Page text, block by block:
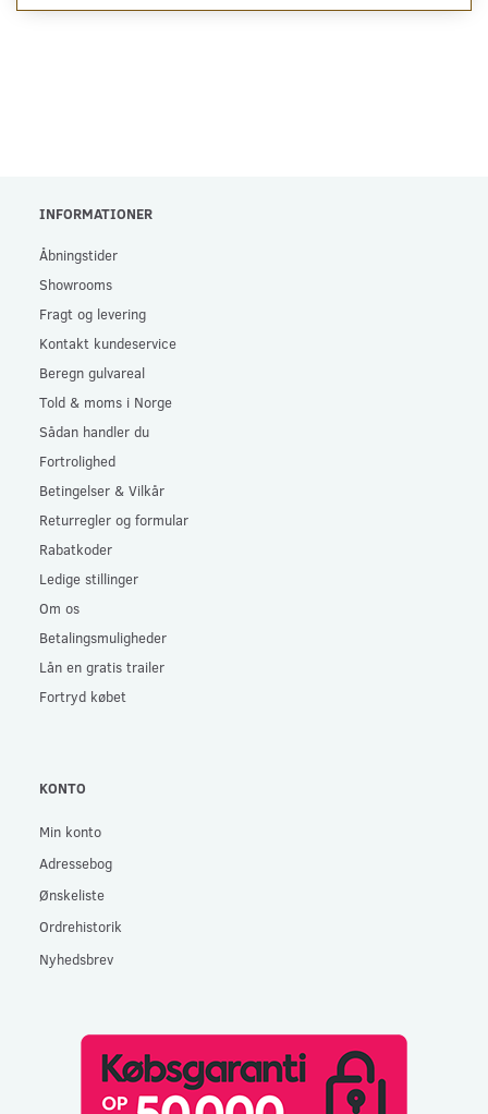
INFORMATIONER
Åbningstider
Showrooms
Fragt og levering
Kontakt kundeservice
Beregn gulvareal
Told & moms i Norge
Sådan handler du
Fortrolighed
Betingelser & Vilkår
Returregler og formular
Rabatkoder
Ledige stillinger
Om os
Betalingsmuligheder
Lån en gratis trailer
Fortryd købet
KONTO
Min konto
Adressebog
Ønskeliste
Ordrehistorik
Nyhedsbrev